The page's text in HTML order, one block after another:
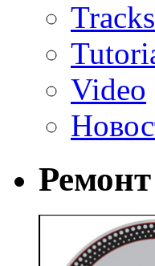
Tracks
Video